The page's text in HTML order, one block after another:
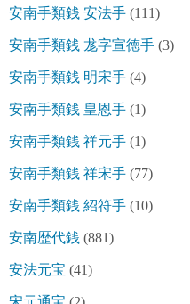
安南手類銭 安法手 (111)
安南手類銭 尨字宣徳手 (3)
安南手類銭 明宋手 (4)
安南手類銭 皇恩手 (1)
安南手類銭 祥元手 (1)
安南手類銭 祥宋手 (77)
安南手類銭 紹符手 (10)
安南歴代銭 (881)
安法元宝 (41)